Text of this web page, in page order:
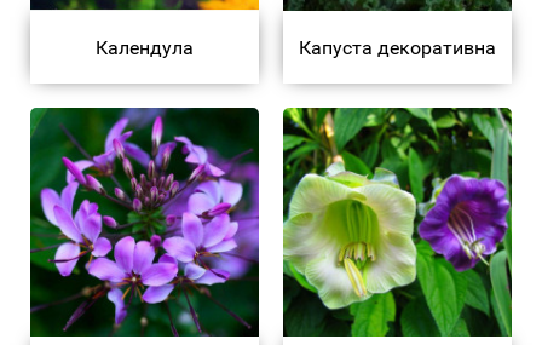
Календула Капуста декоративна